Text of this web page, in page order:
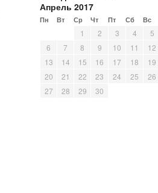
Апрель 2017
Пн Вт Ср Чт Пт Сб Вс
1 2 3 4
5
6
7 8 9 10 11
12
13
14 15 16 17 18
19
20
21 22 23 24 25
26
27
28 29 30